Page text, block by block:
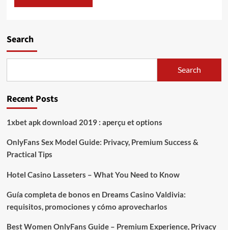
Search
Search
Recent Posts
1xbet apk download 2019 : aperçu et options
OnlyFans Sex Model Guide: Privacy, Premium Success &
Practical Tips
Hotel Casino Lasseters – What You Need to Know
Guía completa de bonos en Dreams Casino Valdivia:
requisitos, promociones y cómo aprovecharlos​
Best Women OnlyFans Guide – Premium Experience, Privacy